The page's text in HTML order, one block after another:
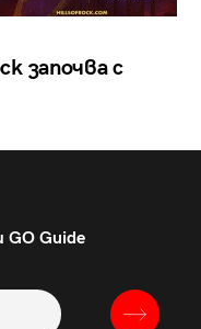
започва с
GO Guide